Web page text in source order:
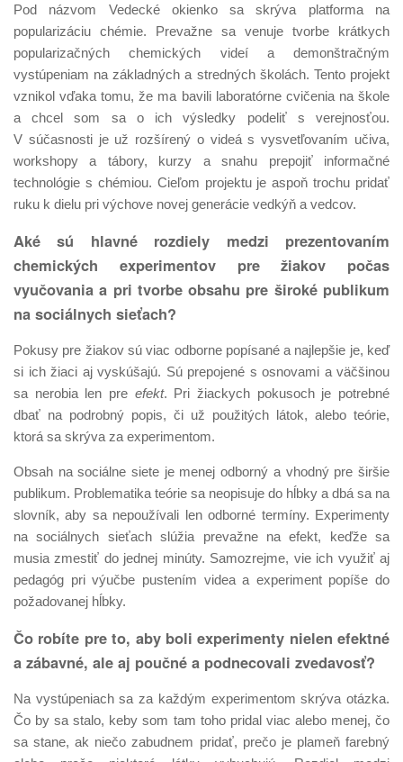
Pod názvom Vedecké okienko sa skrýva platforma na
popularizáciu chémie. Prevažne sa venuje tvorbe krátkych
popularizačných chemických videí a demonštračným
vystúpeniam na základných a stredných školách. Tento projekt
vznikol vďaka tomu, že ma bavili laboratórne cvičenia na škole
a chcel som sa o ich výsledky podeliť s verejnosťou.
V súčasnosti je už rozšírený o videá s vysvetľovaním učiva,
workshopy a tábory, kurzy a snahu prepojiť informačné
technológie s chémiou. Cieľom projektu je aspoň trochu pridať
ruku k dielu pri výchove novej generácie vedkýň a vedcov.
Aké sú hlavné rozdiely medzi prezentovaním
chemických experimentov pre žiakov počas
vyučovania a pri tvorbe obsahu pre široké publikum
na sociálnych sieťach?
Pokusy pre žiakov sú viac odborne popísané a najlepšie je, keď
si ich žiaci aj vyskúšajú. Sú prepojené s osnovami a väčšinou
sa nerobia len pre efekt. Pri žiackych pokusoch je potrebné
dbať na podrobný popis, či už použitých látok, alebo teórie,
ktorá sa skrýva za experimentom.
Obsah na sociálne siete je menej odborný a vhodný pre širšie
publikum. Problematika teórie sa neopisuje do hĺbky a dbá sa na
slovník, aby sa nepoužívali len odborné termíny. Experimenty
na sociálnych sieťach slúžia prevažne na efekt, keďže sa
musia zmestiť do jednej minúty. Samozrejme, vie ich využiť aj
pedagóg pri výučbe pustením videa a experiment popíše do
požadovanej hĺbky.
Čo robíte pre to, aby boli experimenty nielen efektné
a zábavné, ale aj poučné a podnecovali zvedavosť?
Na vystúpeniach sa za každým experimentom skrýva otázka.
Čo by sa stalo, keby som tam toho pridal viac alebo menej, čo
sa stane, ak niečo zabudnem pridať, prečo je plameň farebný